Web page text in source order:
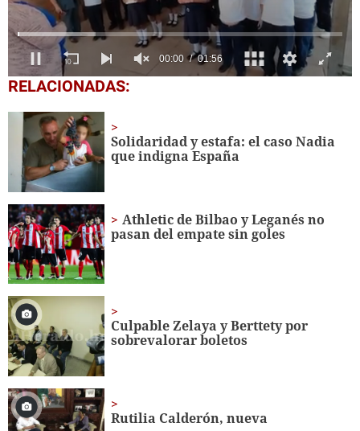
0
seconds
minute,
seconds
RELACIONADAS:
Solidaridad y estafa: el caso Nadia
que indigna España
Athletic de Bilbao y Leganés no
pasan del empate sin goles
Culpable Zelaya y Berttety por
sobrevalorar boletos
Rutilia Calderón, nueva